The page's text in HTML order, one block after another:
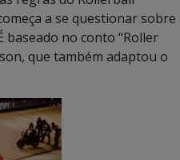
a se questionar sobre
baseado no conto “Roller
que também adaptou o